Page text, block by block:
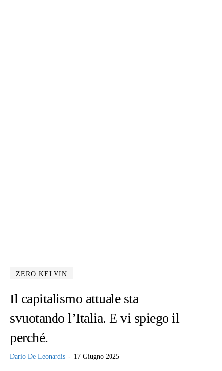
ZERO KELVIN
Il capitalismo attuale sta
svuotando l’Italia. E vi spiego il
perché.
Dario De Leonardis - 17 Giugno 2025